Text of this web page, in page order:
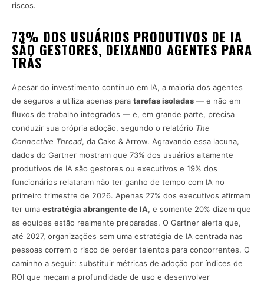
riscos.
73% DOS USUÁRIOS PRODUTIVOS DE IA
SÃO GESTORES, DEIXANDO AGENTES PARA
TRÁS
Apesar do investimento contínuo em IA, a maioria dos agentes
de seguros a utiliza apenas para tarefas isoladas — e não em
fluxos de trabalho integrados — e, em grande parte, precisa
conduzir sua própria adoção, segundo o relatório The
Connective Thread, da Cake & Arrow. Agravando essa lacuna,
dados do Gartner mostram que 73% dos usuários altamente
produtivos de IA são gestores ou executivos e 19% dos
funcionários relataram não ter ganho de tempo com IA no
primeiro trimestre de 2026. Apenas 27% dos executivos afirmam
ter uma estratégia abrangente de IA, e somente 20% dizem que
as equipes estão realmente preparadas. O Gartner alerta que,
até 2027, organizações sem uma estratégia de IA centrada nas
pessoas correm o risco de perder talentos para concorrentes. O
caminho a seguir: substituir métricas de adoção por índices de
ROI que meçam a profundidade de uso e desenvolver